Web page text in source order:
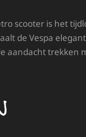
scooter is het
de Vespa
aandacht trekken